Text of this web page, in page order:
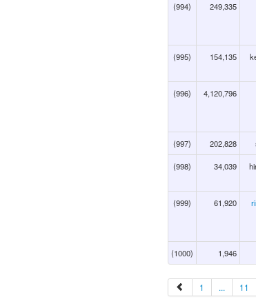
(994) 249,335
(995) 154,135
(996) 4,120,796
(997) 202,828
(998) 34,039
(999) 61,920
(1000) 1,946
1 ... 11